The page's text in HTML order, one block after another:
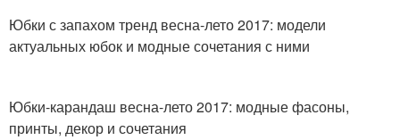
Юбки с запахом тренд весна-лето 2017: модели
актуальных юбок и модные сочетания с ними
Юбки-карандаш весна-лето 2017: модные фасоны,
принты, декор и сочетания